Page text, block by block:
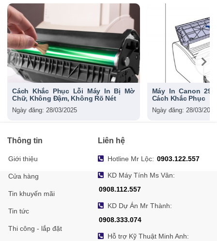
Cách Khắc Phục Lỗi Máy In Bị Mờ
Chữ, Không Đậm, Không Rõ Nét
Ngày đăng: 28/03/2025
Máy In Canon
Cách Khắc Phục
Ngày đăng: 28/03/2025
Thông tin
Giới thiệu
Cửa hàng
Tin khuyến mãi
Tin tức
Thi công - lắp đặt
Liên hệ
Hotline Mr Lộc: 0903.122.557
KD Máy Tính Ms Vân:
0908.112.557
KD Dự Án Mr Thành:
0908.333.074
Hỗ trợ Kỹ Thuật Minh Anh: